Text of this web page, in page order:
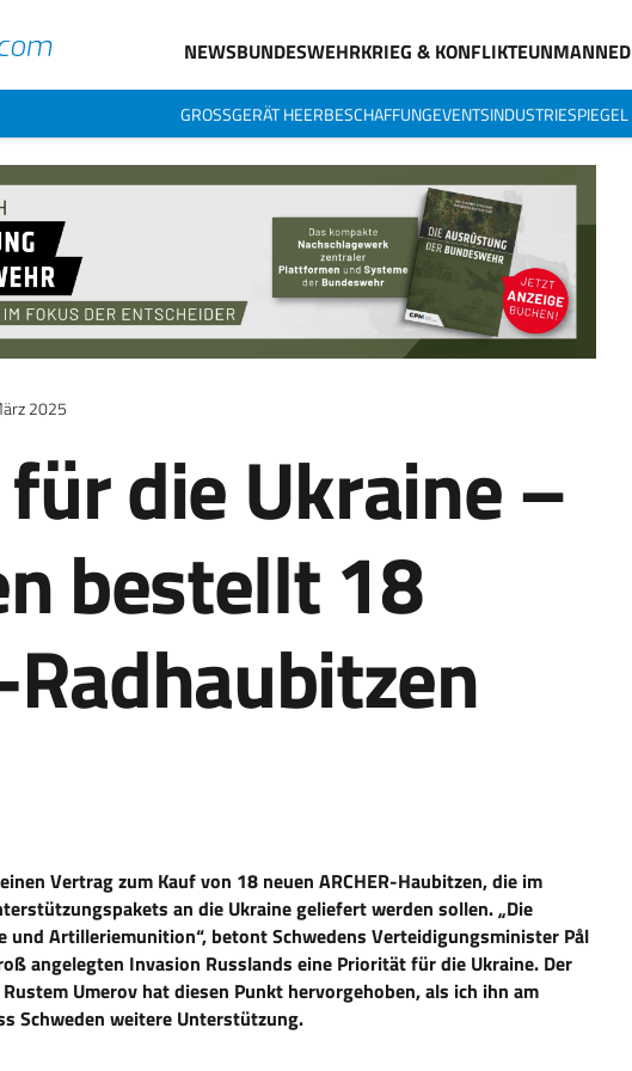
NEWSBUNDESWEHRKRIEG & KONFLIKTEUNMANNED
GROSSGERÄT HEERBESCHAFFUNGEVENTSINDUSTRIESPIEGEL
2025
die Ukraine –
bestellt 18
Radhaubitzen
Vertrag zum Kauf von 18 neuen ARCHER-Haubitzen, die im
an die Ukraine geliefert werden sollen. „Die
Artilleriemunition“, betont Schwedens Verteidigungsminister Pål
angelegten Invasion Russlands eine Priorität für die Ukraine. Der
Umerov hat diesen Punkt hervorgehoben, als ich ihn am
Schweden weitere Unterstützung.